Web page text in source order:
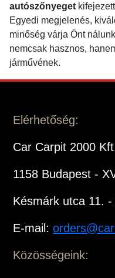
autószőnyeget
Egyedi megjelenés,
minőség várja Önt
nemcsak hasznos,
járművének.
Elérhetőség:
Car Carpit 2000
1158 Budapest -
Késmárk utca 11. -
E-mail:
Közösségeink: